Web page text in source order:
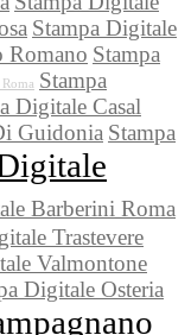
Stampa Digitale
Romano Stampa
Stampa
Digitale Casal
Guidonia Stampa
Barberini Roma
Trastevere
Valmontone
Digitale Osteria